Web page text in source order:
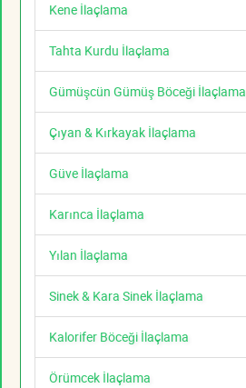
Kene İlaçlama
Tahta Kurdu İlaçlama
Gümüşcün Gümüş Böceği İlaçlama
Çıyan & Kırkayak İlaçlama
Güve İlaçlama
Karınca İlaçlama
Yılan İlaçlama
Sinek & Kara Sinek İlaçlama
Kalorifer Böceği İlaçlama
Örümcek İlaçlama